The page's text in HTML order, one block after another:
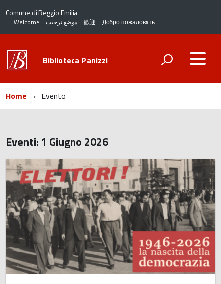
Comune di Reggio Emilia
Welcome موضع ترحيب 歡迎 Добро пожаловать
Biblioteca Panizzi
Home Evento
Eventi: 1 Giugno 2026